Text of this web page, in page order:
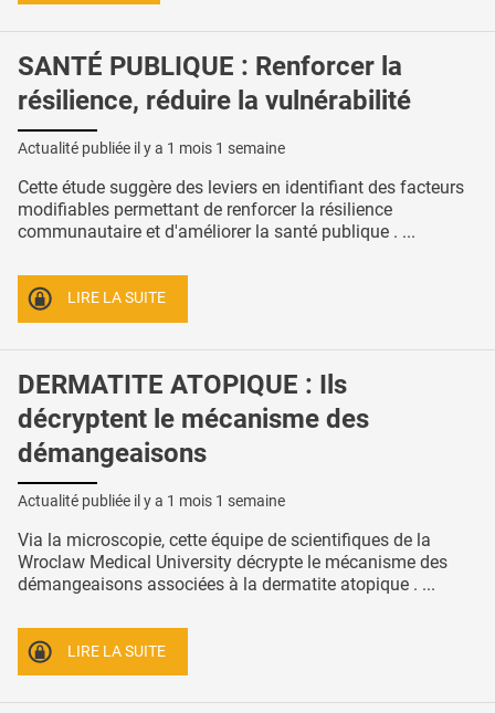
SANTÉ PUBLIQUE : Renforcer la
résilience, réduire la vulnérabilité
Actualité publiée il y a 1 mois 1 semaine
Cette étude suggère des leviers en identifiant des facteurs
modifiables permettant de renforcer la résilience
communautaire et d'améliorer la santé publique . ...
LIRE LA SUITE
DERMATITE ATOPIQUE : Ils
décryptent le mécanisme des
démangeaisons
Actualité publiée il y a 1 mois 1 semaine
Via la microscopie, cette équipe de scientifiques de la
Wroclaw Medical University décrypte le mécanisme des
démangeaisons associées à la dermatite atopique . ...
LIRE LA SUITE